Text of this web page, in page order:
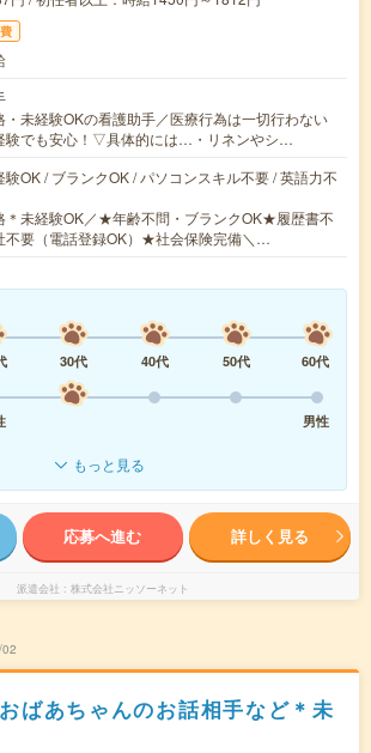
・未経験OKの看護助手／医療行為は一切行わない
験でも安心！▽具体的には…・リネンやシ…
験OK / ブランクOK / パソコンスキル不要 / 英語力不
＊未経験OK／★年齢不問・ブランクOK★履歴書不
不要（電話登録OK）★社会保険完備＼…
30代 40代 50代
60代
男性
もっと見る
応募へ進む 詳しく見る
派遣会社 株式会社ニッソーネット
ばあちゃんのお話相手など＊未